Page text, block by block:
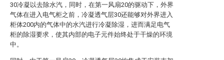
30冷凝以去除水汽，同时，在第一风扇20的驱动下，外界
气体在进入电气柜之前，冷凝透气层30还能够对外界进入
柜体200内的气体中的水汽进行冷凝除湿，进而满足电气
柜的除湿要求，使其内部的电子元件始终处于干燥的环境
中。